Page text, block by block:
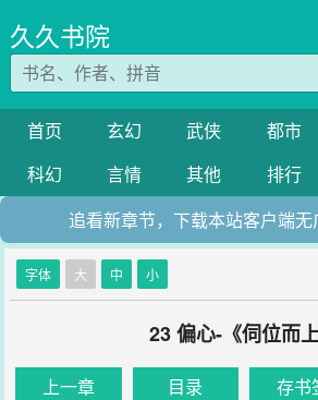
久久书院
首页 玄幻 武侠 都市
科幻
言情 其他 排行
追看新章节，下载本站客户端
字体 大 中 小
23 偏心-《伺位而上
上一章 目录 存书